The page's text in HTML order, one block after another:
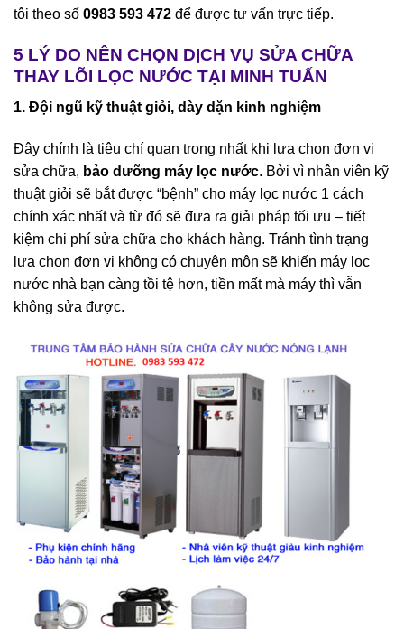
tôi theo số 0983 593 472 để được tư vấn trực tiếp.
5 LÝ DO NÊN CHỌN DỊCH VỤ SỬA CHỮA
THAY LÕI LỌC NƯỚC TẠI MINH TUẤN
1. Đội ngũ kỹ thuật giỏi, dày dặn kinh nghiệm
Đây chính là tiêu chí quan trọng nhất khi lựa chọn đơn vị
sửa chữa, bảo dưỡng máy lọc nước. Bởi vì nhân viên kỹ
thuật giỏi sẽ bắt được “bệnh” cho máy lọc nước 1 cách
chính xác nhất và từ đó sẽ đưa ra giải pháp tối ưu – tiết
kiệm chi phí sửa chữa cho khách hàng. Tránh tình trạng
lựa chọn đơn vị không có chuyên môn sẽ khiến máy lọc
nước nhà bạn càng tồi tệ hơn, tiền mất mà máy thì vẫn
không sửa được.